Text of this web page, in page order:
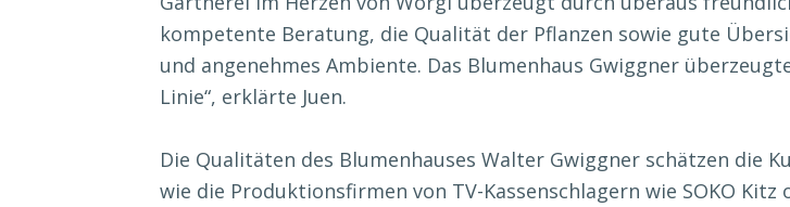
kompetente Beratung, die Qualität der Pflanzen sowie gute
und angenehmes Ambiente. Das Blumenhaus Gwiggner
Linie“, erklärte Juen.
Die Qualitäten des Blumenhauses Walter Gwiggner schätzen die
wie die Produktionsfirmen von TV-Kassenschlagern wie SOKO Kitz